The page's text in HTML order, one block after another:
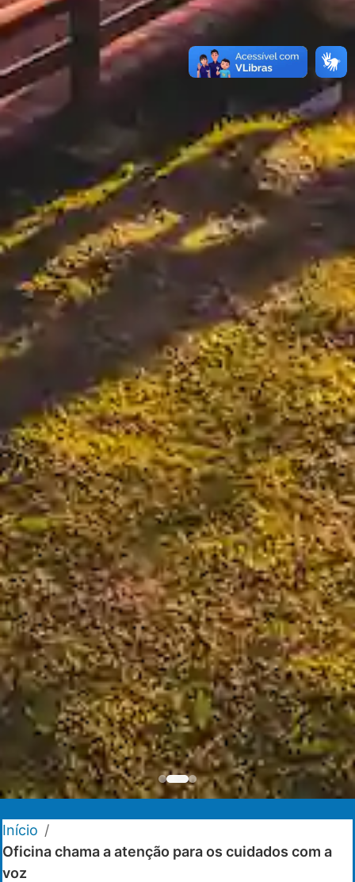
Início /
Oficina chama a atenção para os cuidados com a
voz